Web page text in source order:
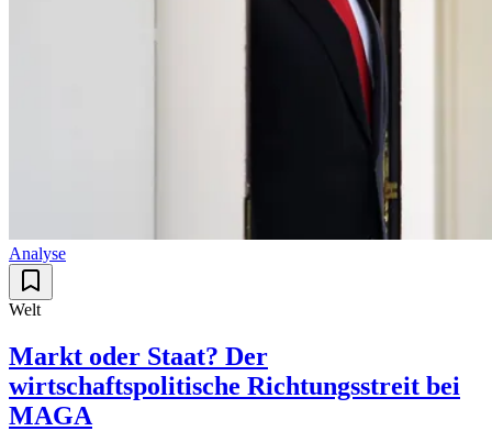
Analyse
Welt
Markt oder Staat? Der
wirtschaftspolitische Richtungsstreit bei
MAGA